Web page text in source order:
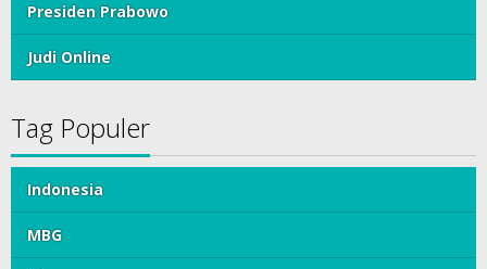
Presiden Prabowo
Judi Online
Tag Populer
Indonesia
MBG